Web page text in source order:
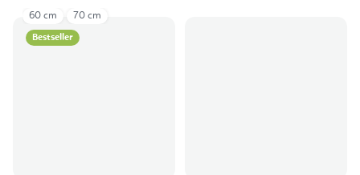
Bestseller
60 cm 70 cm